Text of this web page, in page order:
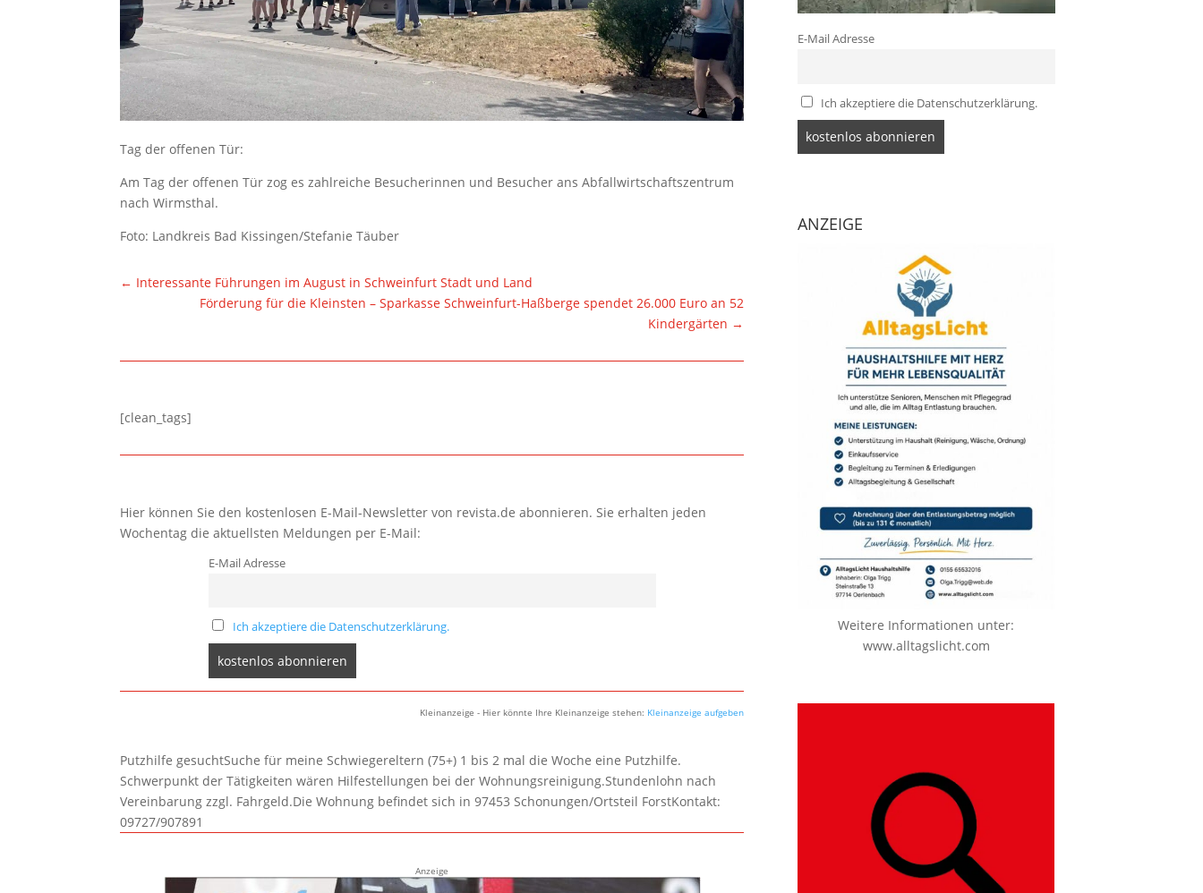
Tag der offenen Tür:
Am Tag der offenen Tür zog es zahlreiche Besucherinnen und Besucher ans Abfallwirtschaftszentrum
nach Wirmsthal.
Foto: Landkreis Bad Kissingen/Stefanie Täuber
← Interessante Führungen im August in Schweinfurt Stadt und Land
Förderung für die Kleinsten – Sparkasse Schweinfurt-Haßberge spendet 26.000 Euro an 52
Kindergärten →
[clean_tags]
Hier können Sie den kostenlosen E-Mail-Newsletter von revista.de abonnieren. Sie erhalten jeden
Wochentag die aktuellsten Meldungen per E-Mail:
E-Mail Adresse
Ich akzeptiere die Datenschutzerklärung.
Kleinanzeige - Hier könnte Ihre Kleinanzeige stehen: Kleinanzeige aufgeben
Putzhilfe gesuchtSuche für meine Schwiegereltern (75+) 1 bis 2 mal die Woche eine Putzhilfe.
Schwerpunkt der Tätigkeiten wären Hilfestellungen bei der Wohnungsreinigung.Stundenlohn nach
Vereinbarung zzgl. Fahrgeld.Die Wohnung befindet sich in 97453 Schonungen/Ortsteil ForstKontakt:
09727/907891
Anzeige
E-Mail Adresse
Ich akzeptiere die Datenschutzerklärung.
ANZEIGE
Weitere Informationen unter:
www.alltagslicht.com